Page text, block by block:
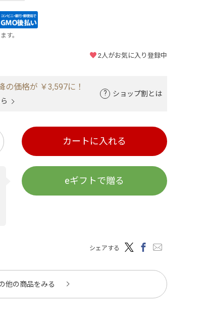
す。
2人がお気に入り登録中
価格が ￥3,597に！
ショップ割とは
カートに入れる
eギフトで贈る
シェアする
他の商品をみる